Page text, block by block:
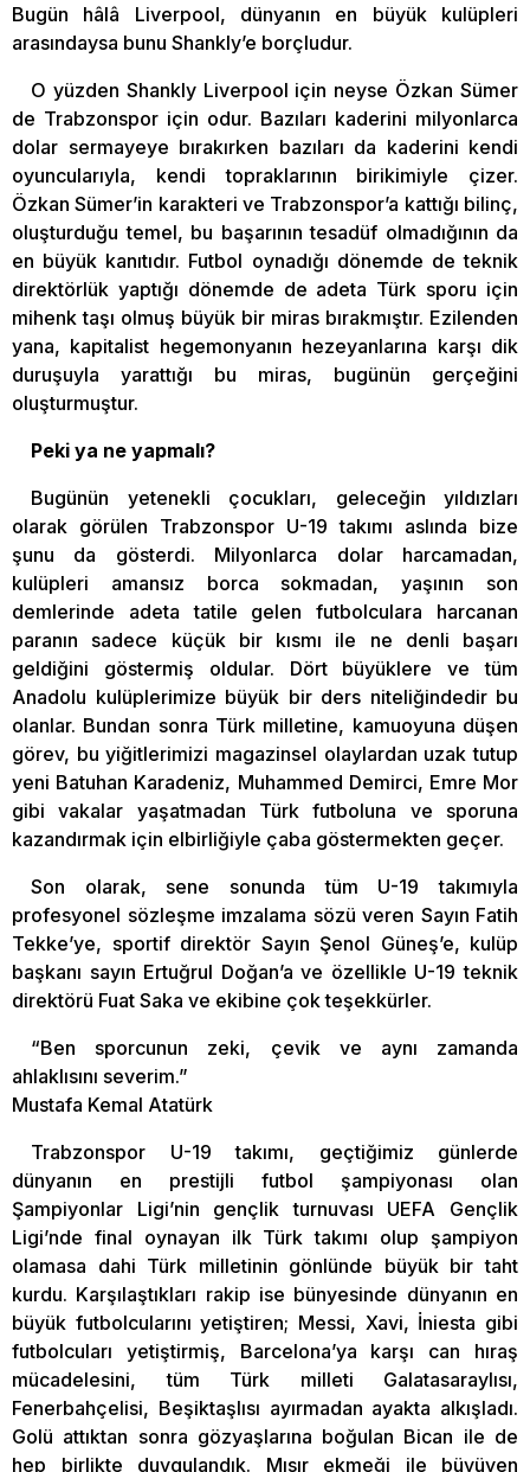
Bugün hâlâ Liverpool, dünyanın en büyük kulüpleri
arasındaysa bunu Shankly’e borçludur.
O yüzden Shankly Liverpool için neyse Özkan Sümer
de Trabzonspor için odur. Bazıları kaderini milyonlarca
dolar sermayeye bırakırken bazıları da kaderini kendi
oyuncularıyla, kendi topraklarının birikimiyle çizer.
Özkan Sümer’in karakteri ve Trabzonspor’a kattığı bilinç,
oluşturduğu temel, bu başarının tesadüf olmadığının da
en büyük kanıtıdır. Futbol oynadığı dönemde de teknik
direktörlük yaptığı dönemde de adeta Türk sporu için
mihenk taşı olmuş büyük bir miras bırakmıştır. Ezilenden
yana, kapitalist hegemonyanın hezeyanlarına karşı dik
duruşuyla yarattığı bu miras, bugünün gerçeğini
oluşturmuştur.
Peki ya ne yapmalı?
Bugünün yetenekli çocukları, geleceğin yıldızları
olarak görülen Trabzonspor U-19 takımı aslında bize
şunu da gösterdi. Milyonlarca dolar harcamadan,
kulüpleri amansız borca sokmadan, yaşının son
demlerinde adeta tatile gelen futbolculara harcanan
paranın sadece küçük bir kısmı ile ne denli başarı
geldiğini göstermiş oldular. Dört büyüklere ve tüm
Anadolu kulüplerimize büyük bir ders niteliğindedir bu
olanlar. Bundan sonra Türk milletine, kamuoyuna düşen
görev, bu yiğitlerimizi magazinsel olaylardan uzak tutup
yeni Batuhan Karadeniz, Muhammed Demirci, Emre Mor
gibi vakalar yaşatmadan Türk futboluna ve sporuna
kazandırmak için elbirliğiyle çaba göstermekten geçer.
Son olarak, sene sonunda tüm U-19 takımıyla
profesyonel sözleşme imzalama sözü veren Sayın Fatih
Tekke’ye, sportif direktör Sayın Şenol Güneş’e, kulüp
başkanı sayın Ertuğrul Doğan’a ve özellikle U-19 teknik
direktörü Fuat Saka ve ekibine çok teşekkürler.
“Ben sporcunun zeki, çevik ve aynı zamanda
ahlaklısını severim.”
Mustafa Kemal Atatürk
Trabzonspor U-19 takımı, geçtiğimiz günlerde
dünyanın en prestijli futbol şampiyonası olan
Şampiyonlar Ligi’nin gençlik turnuvası UEFA Gençlik
Ligi’nde final oynayan ilk Türk takımı olup şampiyon
olamasa dahi Türk milletinin gönlünde büyük bir taht
kurdu. Karşılaştıkları rakip ise bünyesinde dünyanın en
büyük futbolcularını yetiştiren; Messi, Xavi, İniesta gibi
futbolcuları yetiştirmiş, Barcelona’ya karşı can hıraş
mücadelesini, tüm Türk milleti Galatasaraylısı,
Fenerbahçelisi, Beşiktaşlısı ayırmadan ayakta alkışladı.
Golü attıktan sonra gözyaşlarına boğulan Bican ile de
hep birlikte duygulandık. Mısır ekmeği ile büyüyen